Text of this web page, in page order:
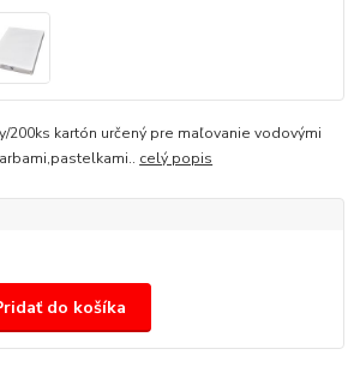
200ks kartón určený pre maľovanie vodovými
celý popis
do košíka